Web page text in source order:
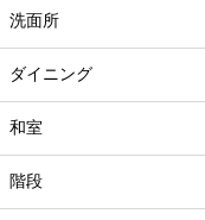
洗面所
ダイニング
和室
階段